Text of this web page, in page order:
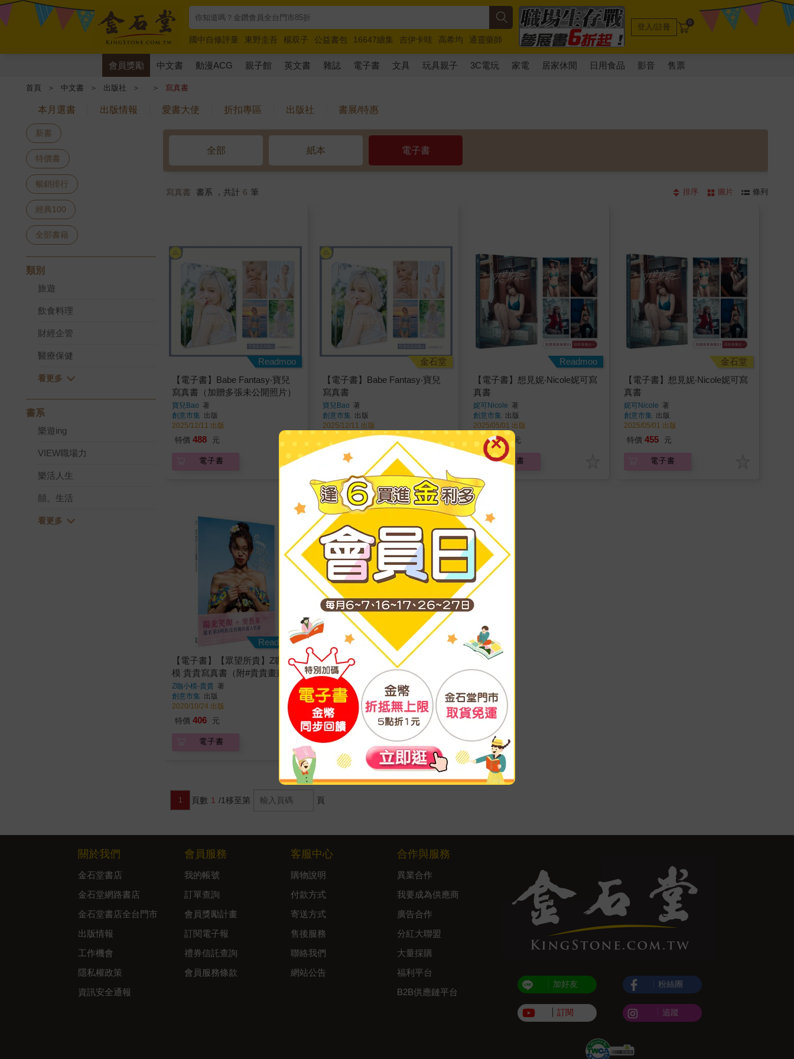
國中自修評量 東野圭吾 楊双子 公益書包 16647續集 吉伊卡哇 高希均
通靈藥師
唯紅花綻放
奧德賽 路邊攤新作 馬斯克 玩具總動員5 超慢跑
登入/註冊 0
會員獎勵 中文書 動漫ACG 親子館 英文書 雜誌 電子書 文具 玩具親子 3C電玩 家電 居家休閒 日用食品 影音 售票
首頁 ＞ 中文書 ＞ 出版社 ＞ ＞ 寫真書
本月選書 出版情報 愛書大使 折扣專區 出版社 書展/特惠
新書
特價書
暢銷排行
經典100
全部書籍
類別
旅遊
飲食料理
財經企管
醫療保健
書系
樂遊ing
VIEW職場力
樂活人生
囍。生活
全部 紙本 電子書
寫真書 書系 ，共計 6 筆 排序 圖片 條列
Readmoo
【電子書】Babe Fantasy‧寶兒
寫真書（加贈多張未公開照片）
寶兒Bao 著
創意市集 出版
2025/12/11 出版
特價 488 元
電子書
金石堂
【電子書】Babe Fantasy‧寶兒
寫真書
寶兒Bao 著
創意市集 出版
2025/12/11 出版
特價 488 元
電子書
Readmoo
【電子書】想見妮‧Nicole妮可寫
真書
妮可Nicole 著
創意市集 出版
2025/05/01 出版
特價 455 元
電子書
金石堂
【電子書】想見妮‧Nicole妮可寫
真書
妮可Nicole 著
創意市集 出版
2025/05/01 出版
特價 455 元
電子書
Readmoo
【電子書】【眾望所貴】Z咖小
模 貴貴寫真書（附#貴貴畫畫繪
本）
Z咖小模-貴貴 著
創意市集 出版
2020/10/24 出版
特價 406 元
電子書
金石堂
【電子書】【眾望所貴】Z咖小
模 貴貴寫真書
Z咖小模-貴貴 著
創意市集
出版
2020/10/24 出版
7 折 特價 406 元
1 頁數 1 /1移至第 頁
關於我們
金石堂書店
金石堂網路書店
金石堂書店全台門市
出版情報
工作機會
隱私權政策
資訊安全通報
會員服務
我的帳號
訂單查詢
會員獎勵計畫
訂閱電子報
禮券信託查詢
會員服務條款
客服中心
購物說明
付款方式
寄送方式
售後服務
聯絡我們
網站公告
合作與服務
異業合作
我要成為供應商
廣告合作
分紅大聯盟
大量採購
福利平台
B2B供應鏈平台
加好友
訂閱
粉絲團
追蹤